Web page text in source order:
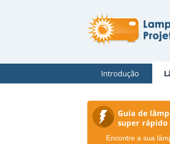
Introdução
Guia de
super rápido
Encontre a sua